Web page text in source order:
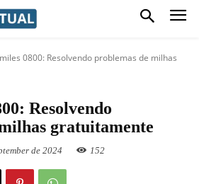
0800: Resolvendo problemas de milhas
Resolvendo
gratuitamente
de 2024 152